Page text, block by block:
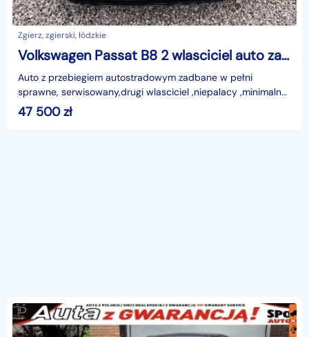
Zgierz, zgierski, łódzkie
Volkswagen Passat B8 2 wlasciciel auto zadbane stan bardzo dobry
Auto z przebiegiem autostradowym zadbane w pełni
sprawne, serwisowany,drugi wlasciciel ,niepalacy ,minimalne
slady zaysowan lakieru wynikajace z uzytkowania,wym
47 500zł